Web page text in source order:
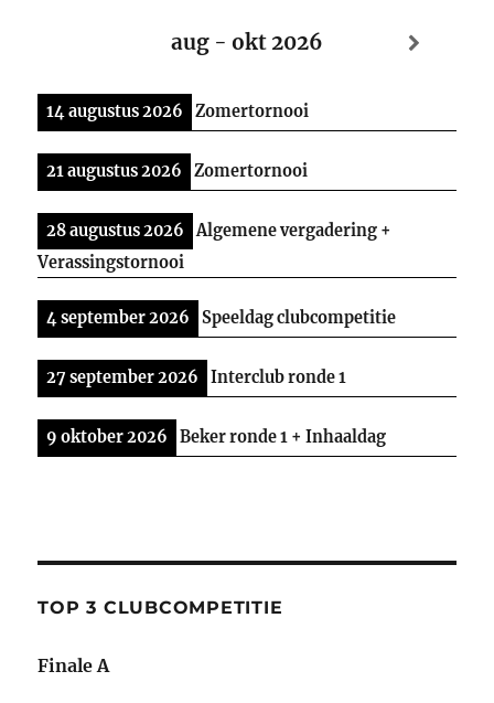
aug - okt 2026
14 augustus 2026 Zomertornooi
21 augustus 2026 Zomertornooi
28 augustus 2026
Algemene vergadering +
Verassingstornooi
4 september 2026 Speeldag clubcompetitie
27 september 2026 Interclub ronde 1
9 oktober 2026 Beker ronde 1 + Inhaaldag
TOP 3 CLUBCOMPETITIE
Finale A